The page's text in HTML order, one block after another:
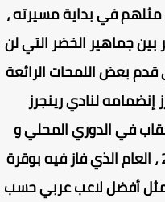
في بداية مسيرته ،
جماهير الخضر التي لن
بعض اللمحات الرائعة
لنادي رينجرز
في الدوري المحلي و
في الفريق عام 2009 ، العام الذي فاز فيه بوقرة
أفضل لاعب عربي حسب